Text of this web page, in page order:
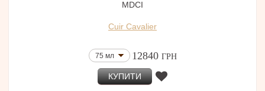
MDCI
Cuir Cavalier
75 мл 12840 ГРН
КУПИТИ